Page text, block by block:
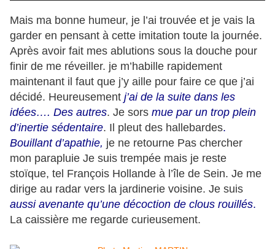
Mais ma bonne humeur, je l’ai trouvée et je vais la
garder en pensant à cette imitation toute la journée.
Après avoir fait mes ablutions sous la douche pour
finir de me réveiller. je m’habille rapidement
maintenant il faut que j’y aille pour faire ce que j’ai
décidé. Heureusement j’ai de la suite dans les
idées…. Des autres. Je sors mue par un trop plein
d’inertie sédentaire. Il pleut des hallebardes.
Bouillant d’apathie, je ne retourne Pas chercher
mon parapluie Je suis trempée mais je reste
stoïque, tel François Hollande à l’île de Sein. Je me
dirige au radar vers la jardinerie voisine. Je suis
aussi avenante qu’une décoction de clous rouillés.
La caissière me regarde curieusement.